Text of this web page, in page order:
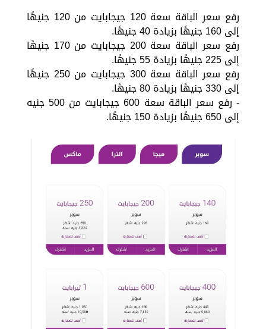
رفع سعر الباقة سعة 120 جيجابايت من 120 جنيهًا
إلى 160 جنيهًا بزيادة 40 جنيهًا.
رفع سعر الباقة سعة 200 جيجابايت من 170 جنيهًا
إلى 225 جنيهًا بزيادة 55 جنيهًا.
رفع سعر الباقة سعة 300 جيجابايت من 250 جنيهًا
إلى 330 جنيهًا بزيادة 80 جنيهًا.
- رفع سعر الباقة سعة 600 جيجابايت من 500 جنيه
إلى 650 جنيهًا بزيادة 150 جنيهًا.